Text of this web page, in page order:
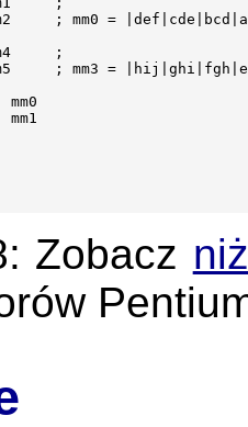
; mm0 =
;
; mm3 =
mm0
mm1
Zobacz